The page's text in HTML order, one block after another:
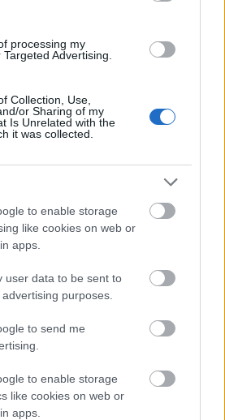
processing my
Advertising.
Collection, Use,
or Sharing of my
Is Unrelated with the
it was collected.
to enable storage
like cookies on web or
apps.
user data to be sent to
purposes.
to send me
to enable storage
like cookies on web or
apps.
szól.
szezonon át játszotta ezt a
is készült róla. Látta?
olyan tévéfelvétel, amit nem
hanem egy műteremben,
még nagyon kicsi voltam, és
Most, amikor próbáltuk a
nem akartam megnézni.
olyan gazdag ez a Gogol-írás,
befolyás nélkül. Megvárom
játszom négy
Darvas Ivánét.
ásnia magában ahhoz,
érzelmeit? Milyen
a szerepet?
kaparászom elő
illetve amiről nincs közvetlen
a fantáziám által
tényleg annyira gazdag, hogy